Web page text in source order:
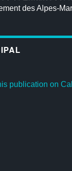
des Alpes-
publication on